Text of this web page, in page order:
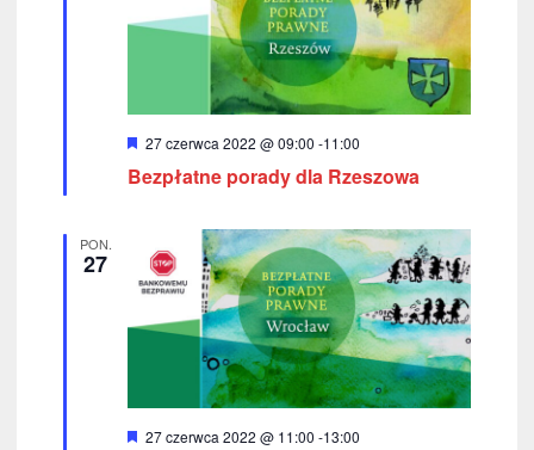
p
o
y
s
z
u
k
i
c
j
a
W
r
o
n
27 czerwca 2022 @ 09:00 -11:00
Bezpłatne porady dla Rzeszowa
PON.
27
W
27 czerwca 2022 @ 11:00 -13:00